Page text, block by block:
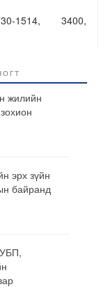
1514, 3400,
жилийн
эрх зүйн
байранд